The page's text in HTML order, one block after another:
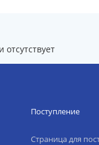
Поступление
Страница для